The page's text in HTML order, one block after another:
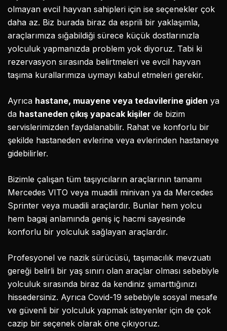
olmayan evcil hayvan sahipleri için ise seçenekler çok
daha az. Biz burada biraz da esprili bir yaklaşımla,
araçlarımıza sığabildiği sürece küçük dostlarınızla
yolculuk yapmanızda problem yok diyoruz. Tabi ki
rezervasyon sırasında belirtmeleri ve evcil hayvan
taşıma kurallarımıza uymayı kabul etmeleri gerekir.
Ayrıca hastane, muayene veya tedavilerine giden ya
da hastaneden çıkış yapacak kişiler de bizim
servislerimizden faydalanabilir. Rahat ve konforlu bir
şekilde hastaneden evlerine veya evlerinden hastaneye
gidebilirler.
Bizimle çalışan tüm taşıyıcıların araçlarının tamamı
Mercedes VITO veya muadili minivan ya da Mercedes
Sprinter veya muadili araçlardır. Bunlar hem yolcu
hem bagaj anlamında geniş iç hacmi sayesinde
konforlu bir yolculuk sağlayan araçlardır.
Profesyonel ve nazik sürücüsü, taşımacılık mevzuatı
gereği belirli bir yaş sınırı olan araçlar olması sebebiyle
yolculuk sırasında biraz da kendiniz şımarttığınızı
hissedersiniz. Ayrıca Covid-19 sebebiyle sosyal mesafe
ve güvenli bir yolculuk yapmak isteyenler için de çok
cazip bir seçenek olarak öne çıkıyoruz.